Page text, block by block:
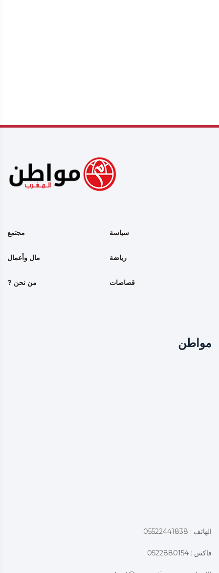
سياسة مجتمع
رياضة مال وأعمال
قصاصات من نحن ?
مواطن
الهاتف : 05522441838
فاكس : 0522880154